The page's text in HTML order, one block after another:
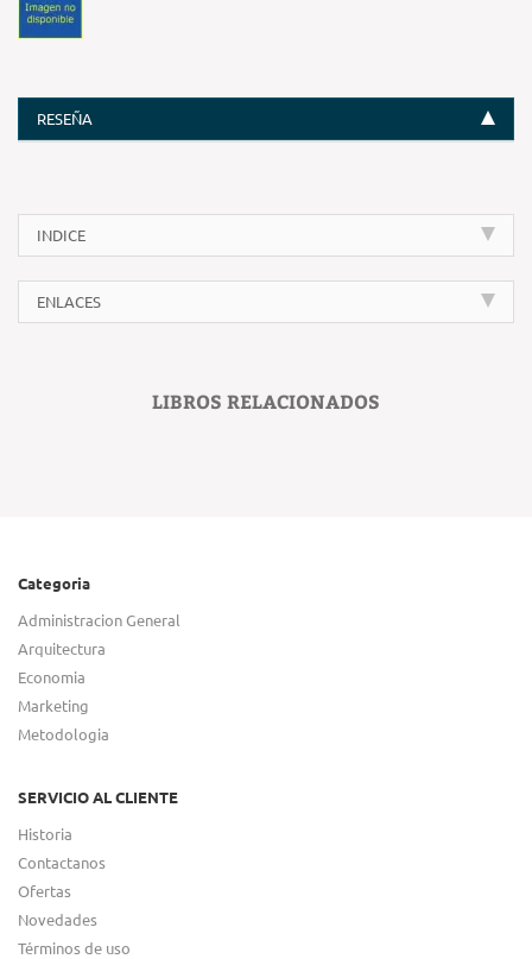
RESEÑA
INDICE
ENLACES
LIBROS RELACIONADOS
Categoria
Administracion General
Arquitectura
Economia
Marketing
Metodologia
SERVICIO AL CLIENTE
Historia
Contactanos
Ofertas
Novedades
Términos de uso